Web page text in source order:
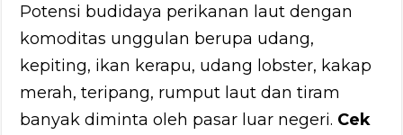
Potensi budidaya perikanan laut dengan
komoditas unggulan berupa udang,
kepiting, ikan kerapu, udang lobster, kakap
merah, teripang, rumput laut dan tiram
banyak diminta oleh pasar luar negeri. Cek